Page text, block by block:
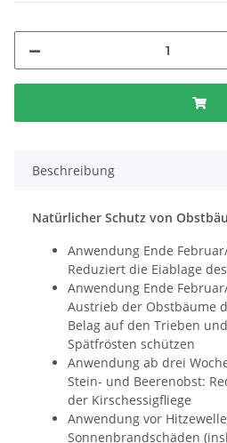
Beschreibung
Natürlicher Schutz von
Anwendung Ende
Reduziert die Eiablage
Anwendung Ende
Austrieb der Obstbäume
Belag auf den Trieben
Spätfrösten schützen
Anwendung ab drei
Stein- und Beerenobst:
der Kirschessigfliege
Anwendung vor
Sonnenbrandschäden